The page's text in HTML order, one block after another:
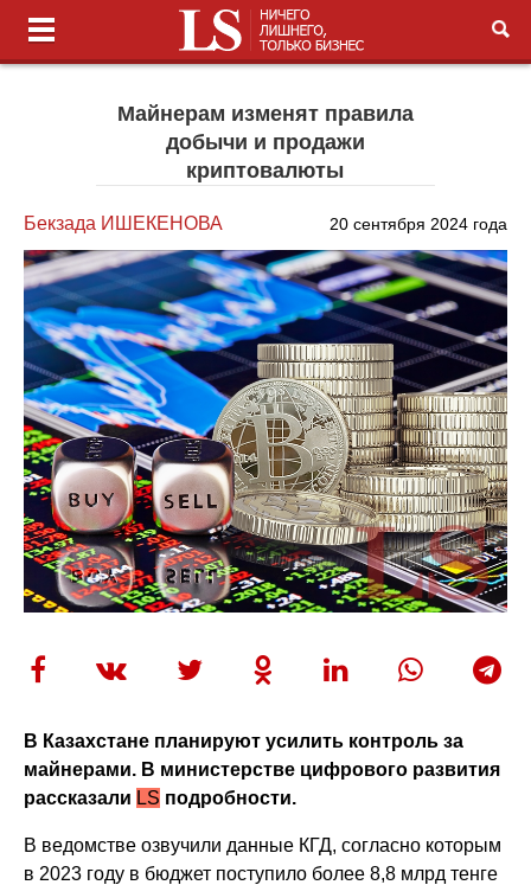
Майнерам изменят правила
добычи и продажи
криптовалюты
Бекзада ИШЕКЕНОВА 20 сентября 2024 года
В Казахстане планируют усилить контроль за
майнерами. В министерстве цифрового развития
рассказали LS подробности.
В ведомстве озвучили данные КГД, согласно которым
в 2023 году в бюджет поступило более 8,8 млрд тенге